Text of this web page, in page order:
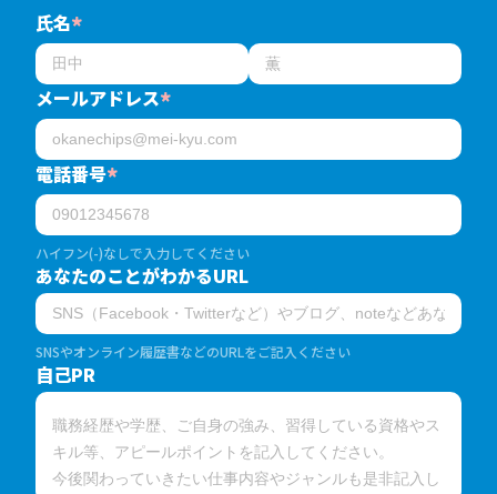
氏名*
メールアドレス*
電話番号*
ハイフン(-)なしで入力してください
あなたのことがわかるURL
SNSやオンライン履歴書などのURLをご記入ください
自己PR